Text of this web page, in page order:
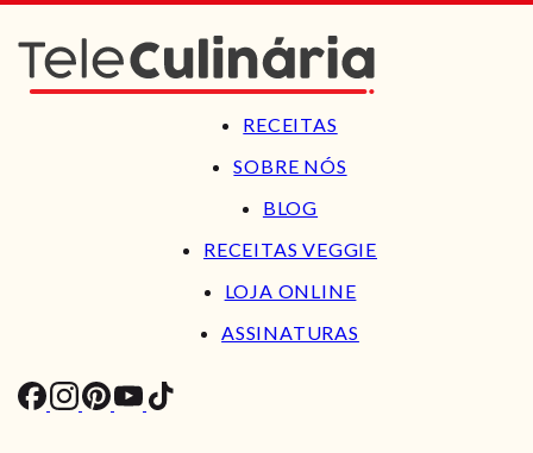
RECEITAS
SOBRE NÓS
BLOG
RECEITAS VEGGIE
LOJA ONLINE
ASSINATURAS